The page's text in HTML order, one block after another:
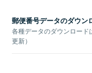
郵便番号データのダウン
各種データのダウンロード
更新）